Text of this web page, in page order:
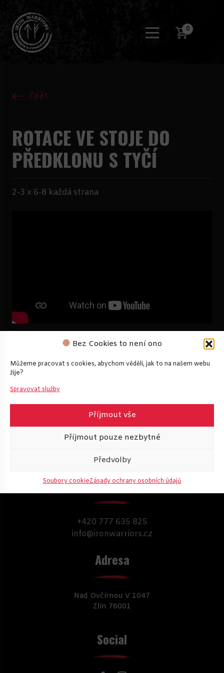
Bez Cookies to není ono
Můžeme pracovat s cookies, abychom věděli, jak to na našem webu
žije?
Spravovat služby
Příjmout vše
Příjmout pouze nezbytné
Předvolby
Soubory cookieZásady ochrany osobních údajů
0
Zpět
ROTACE VE STOJE DO
PŘEDKLONU S TYČÍ
2-3 x 6-8 každá strana
Kontakty
+420 777 635 825
info@ironwarriors.cz
Adresa
Nad Ovčírnou V 1047
Zlín 76001
Social